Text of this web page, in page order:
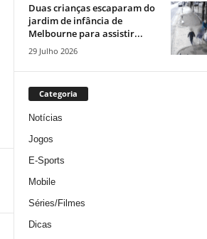
Duas crianças escaparam do
jardim de infância de
Melbourne para assistir...
29 Julho 2026
Categoria
Notícias
Jogos
E-Sports
Mobile
Séries/Filmes
Dicas